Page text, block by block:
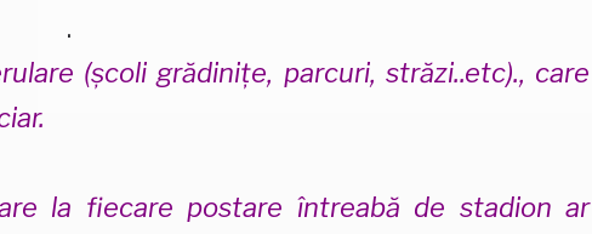
.
(școli grădinițe, parcuri, străzi..etc)., care
la fiecare postare întreabă de stadion ar